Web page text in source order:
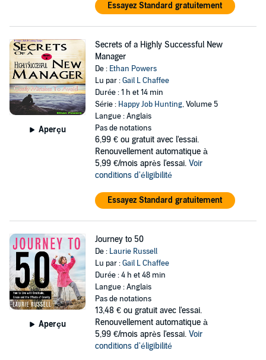
Essayez Standard gratuitement
Aperçu
Secrets of a Highly Successful New
Manager
De : Ethan Powers
Lu par :Gail L Chaffee
Durée : 1 h et 14 min
Série : Happy Job Hunting, Volume 5
Langue : Anglais
Pas de notations
6,99 € ou gratuit avec l'essai.
Renouvellement automatique à
5,99 €/mois après l'essai. Voir
conditions d'éligibilité
Essayez Standard gratuitement
Aperçu
Journey to 50
De : Laurie Russell
Lu par :Gail L Chaffee
Durée : 4 h et 48 min
Langue : Anglais
Pas de notations
13,48 € ou gratuit avec l'essai.
Renouvellement automatique à
5,99 €/mois après l'essai. Voir
conditions d'éligibilité